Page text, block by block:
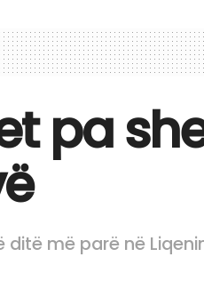
pa
ditë më parë në